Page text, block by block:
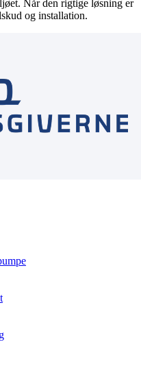
Når den rigtige løsning er
og installation.